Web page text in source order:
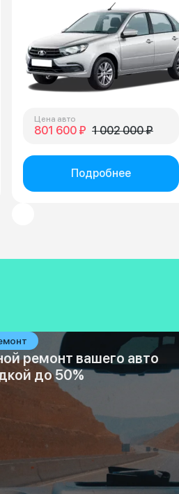
Цена авто
801 600 ₽ 1 002 000 ₽
Подробнее
ремонт вашего авто
до 50%